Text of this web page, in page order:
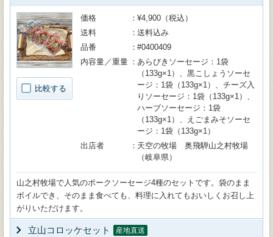
比較する
価格
¥4,900（税込）
送料
送料込み
品番
#0400409
内容量／重量
あらびきソーセージ：1袋
（133g×1）、黒こしょうソーセ
ージ：1袋（133g×1）、チーズ入
りソーセージ：1袋（133g×1）、
ハーブソーセージ：1袋
（133g×1）、えごまみそソーセ
ージ：1袋（133g×1）
出店者
天空の牧場 奥飛騨山之村牧場
（岐阜県）
山之村牧場で人気のポークソーセージ4種のセットです。袋のまま
ボイルでき、そのまま食べても、料理に入れてもおいしくお召し上
がりいただけます。
立山コロッケセット 産地直送